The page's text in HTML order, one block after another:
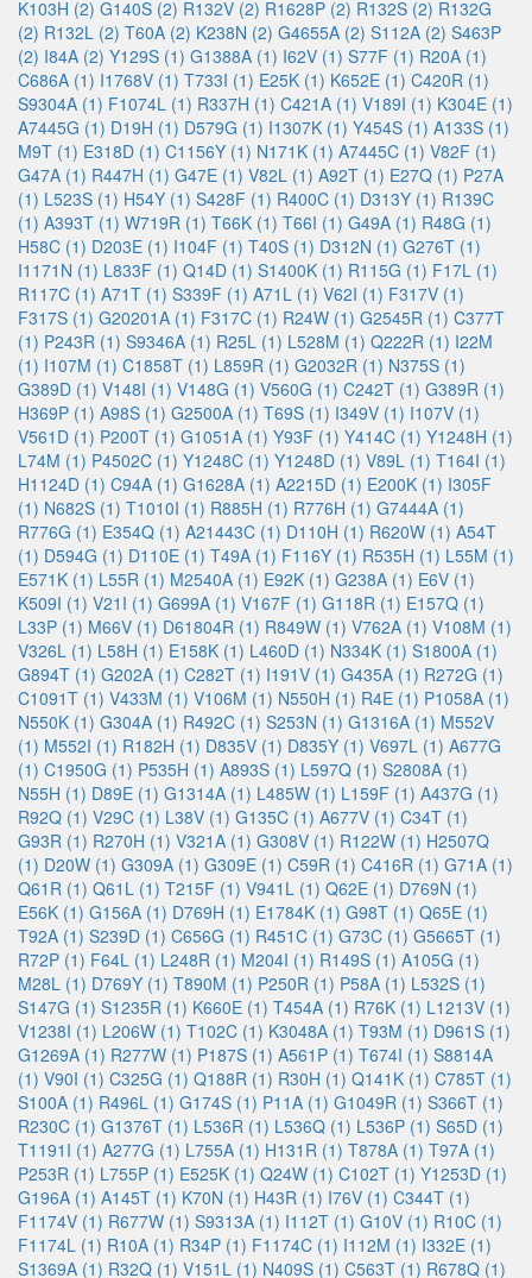
K103H (2) G140S (2) R132V (2) R1628P (2) R132S (2) R132G
(2) R132L (2) T60A (2) K238N (2) G4655A (2) S112A (2) S463P
(2) I84A (2) Y129S (1) G1388A (1) I62V (1) S77F (1) R20A (1)
C686A (1) I1768V (1) T733I (1) E25K (1) K652E (1) C420R (1)
S9304A (1) F1074L (1) R337H (1) C421A (1) V189I (1) K304E (1)
A7445G (1) D19H (1) D579G (1) I1307K (1) Y454S (1) A133S (1)
M9T (1) E318D (1) C1156Y (1) N171K (1) A7445C (1) V82F (1)
G47A (1) R447H (1) G47E (1) V82L (1) A92T (1) E27Q (1) P27A
(1) L523S (1) H54Y (1) S428F (1) R400C (1) D313Y (1) R139C
(1) A393T (1) W719R (1) T66K (1) T66I (1) G49A (1) R48G (1)
H58C (1) D203E (1) I104F (1) T40S (1) D312N (1) G276T (1)
I1171N (1) L833F (1) Q14D (1) S1400K (1) R115G (1) F17L (1)
R117C (1) A71T (1) S339F (1) A71L (1) V62I (1) F317V (1)
F317S (1) G20201A (1) F317C (1) R24W (1) G2545R (1) C377T
(1) P243R (1) S9346A (1) R25L (1) L528M (1) Q222R (1) I22M
(1) I107M (1) C1858T (1) L859R (1) G2032R (1) N375S (1)
G389D (1) V148I (1) V148G (1) V560G (1) C242T (1) G389R (1)
H369P (1) A98S (1) G2500A (1) T69S (1) I349V (1) I107V (1)
V561D (1) P200T (1) G1051A (1) Y93F (1) Y414C (1) Y1248H (1)
L74M (1) P4502C (1) Y1248C (1) Y1248D (1) V89L (1) T164I (1)
H1124D (1) C94A (1) G1628A (1) A2215D (1) E200K (1) I305F
(1) N682S (1) T1010I (1) R885H (1) R776H (1) G7444A (1)
R776G (1) E354Q (1) A21443C (1) D110H (1) R620W (1) A54T
(1) D594G (1) D110E (1) T49A (1) F116Y (1) R535H (1) L55M (1)
E571K (1) L55R (1) M2540A (1) E92K (1) G238A (1) E6V (1)
K509I (1) V21I (1) G699A (1) V167F (1) G118R (1) E157Q (1)
L33P (1) M66V (1) D61804R (1) R849W (1) V762A (1) V108M (1)
V326L (1) L58H (1) E158K (1) L460D (1) N334K (1) S1800A (1)
G894T (1) G202A (1) C282T (1) I191V (1) G435A (1) R272G (1)
C1091T (1) V433M (1) V106M (1) N550H (1) R4E (1) P1058A (1)
N550K (1) G304A (1) R492C (1) S253N (1) G1316A (1) M552V
(1) M552I (1) R182H (1) D835V (1) D835Y (1) V697L (1) A677G
(1) C1950G (1) P535H (1) A893S (1) L597Q (1) S2808A (1)
N55H (1) D89E (1) G1314A (1) L485W (1) L159F (1) A437G (1)
R92Q (1) V29C (1) L38V (1) G135C (1) A677V (1) C34T (1)
G93R (1) R270H (1) V321A (1) G308V (1) R122W (1) H2507Q
(1) D20W (1) G309A (1) G309E (1) C59R (1) C416R (1) G71A (1)
Q61R (1) Q61L (1) T215F (1) V941L (1) Q62E (1) D769N (1)
E56K (1) G156A (1) D769H (1) E1784K (1) G98T (1) Q65E (1)
T92A (1) S239D (1) C656G (1) R451C (1) G73C (1) G5665T (1)
R72P (1) F64L (1) L248R (1) M204I (1) R149S (1) A105G (1)
M28L (1) D769Y (1) T890M (1) P250R (1) P58A (1) L532S (1)
S147G (1) S1235R (1) K660E (1) T454A (1) R76K (1) L1213V (1)
V1238I (1) L206W (1) T102C (1) K3048A (1) T93M (1) D961S (1)
G1269A (1) R277W (1) P187S (1) A561P (1) T674I (1) S8814A
(1) V90I (1) C325G (1) Q188R (1) R30H (1) Q141K (1) C785T (1)
S100A (1) R496L (1) G174S (1) P11A (1) G1049R (1) S366T (1)
R230C (1) G1376T (1) L536R (1) L536Q (1) L536P (1) S65D (1)
T1191I (1) A277G (1) L755A (1) H131R (1) T878A (1) T97A (1)
P253R (1) L755P (1) E525K (1) Q24W (1) C102T (1) Y1253D (1)
G196A (1) A145T (1) K70N (1) H43R (1) I76V (1) C344T (1)
F1174V (1) R677W (1) S9313A (1) I112T (1) G10V (1) R10C (1)
F1174L (1) R10A (1) R34P (1) F1174C (1) I112M (1) I332E (1)
S1369A (1) R32Q (1) V151L (1) N409S (1) C563T (1) R678Q (1)